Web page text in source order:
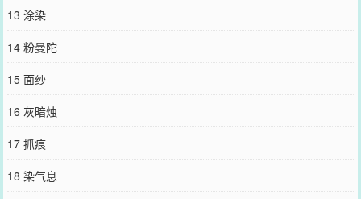
13 涂染
14 粉曼陀
15 面纱
16 灰暗烛
17 抓痕
18 染气息